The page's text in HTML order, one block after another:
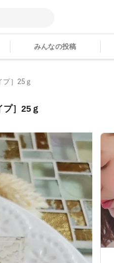
みんなの投稿
プ］25ｇ
］25ｇ